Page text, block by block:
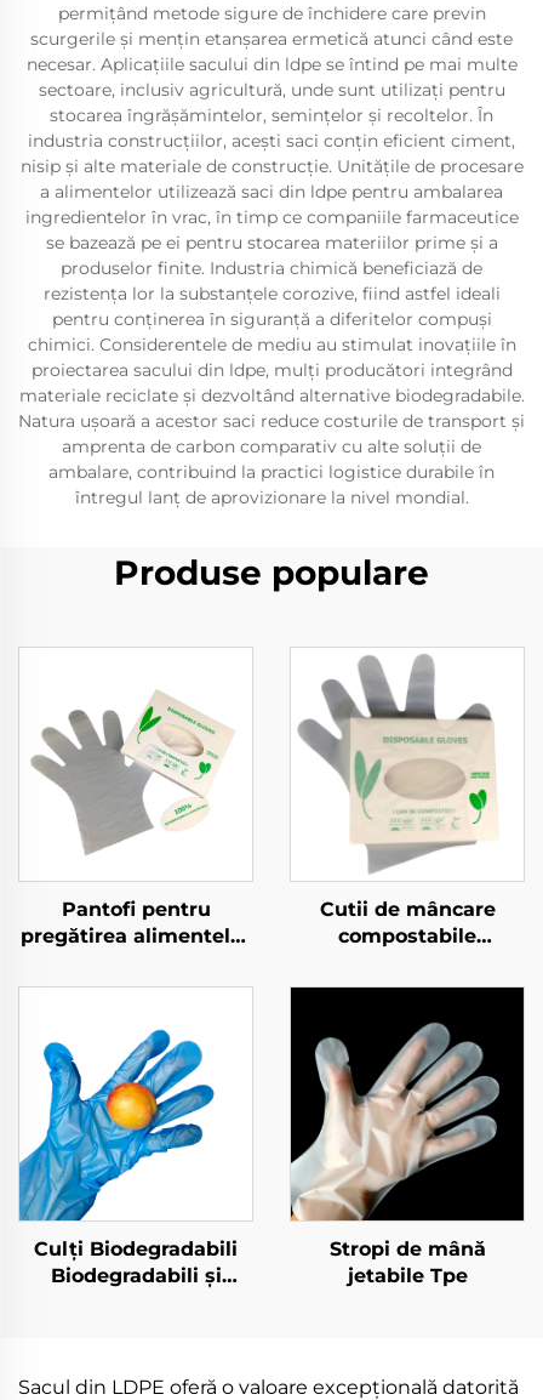
permițând metode sigure de închidere care previn
scurgerile și mențin etanșarea ermetică atunci când este
necesar. Aplicațiile sacului din ldpe se întind pe mai multe
sectoare, inclusiv agricultură, unde sunt utilizați pentru
stocarea îngrășămintelor, semințelor și recoltelor. În
industria construcțiilor, acești saci conțin eficient ciment,
nisip și alte materiale de construcție. Unitățile de procesare
a alimentelor utilizează saci din ldpe pentru ambalarea
ingredientelor în vrac, în timp ce companiile farmaceutice
se bazează pe ei pentru stocarea materiilor prime și a
produselor finite. Industria chimică beneficiază de
rezistența lor la substanțele corozive, fiind astfel ideali
pentru conținerea în siguranță a diferitelor compuși
chimici. Considerentele de mediu au stimulat inovațiile în
proiectarea sacului din ldpe, mulți producători integrând
materiale reciclate și dezvoltând alternative biodegradabile.
Natura ușoară a acestor saci reduce costurile de transport și
amprenta de carbon comparativ cu alte soluții de
ambalare, contribuind la practici logistice durabile în
întregul lanț de aprovizionare la nivel mondial.
Produse populare
Pantofi pentru
pregătirea alimentelor
Biodegradabili și
material PLA PBAT
Amiș de porumb
Cutii de mâncare
compostabile
Compostabile din
material PLA PBAT
amilorf
Culți Biodegradabili
Biodegradabili și
Stropi de mână
jetabile Tpe
Sacul din LDPE oferă o valoare excepțională datorită